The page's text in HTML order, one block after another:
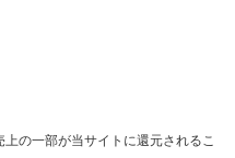
の一部が当サイトに還元されるこ